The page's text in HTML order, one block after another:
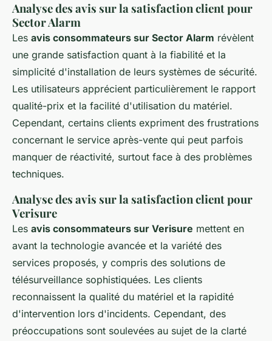
Analyse des avis sur la satisfaction client pour
Sector Alarm
Les avis consommateurs sur Sector Alarm révèlent
une grande satisfaction quant à la fiabilité et la
simplicité d'installation de leurs systèmes de sécurité.
Les utilisateurs apprécient particulièrement le rapport
qualité-prix et la facilité d'utilisation du matériel.
Cependant, certains clients expriment des frustrations
concernant le service après-vente qui peut parfois
manquer de réactivité, surtout face à des problèmes
techniques.
Analyse des avis sur la satisfaction client pour
Verisure
Les avis consommateurs sur Verisure mettent en
avant la technologie avancée et la variété des
services proposés, y compris des solutions de
télésurveillance sophistiquées. Les clients
reconnaissent la qualité du matériel et la rapidité
d'intervention lors d'incidents. Cependant, des
préoccupations sont soulevées au sujet de la clarté